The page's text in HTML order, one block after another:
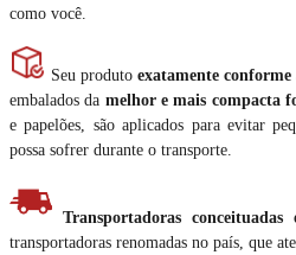
como você.
Seu produto exatamente
embalados da melhor e mais compacta
e papelões, são aplicados para evitar
possa sofrer durante o transporte.
Transportadoras conceituadas
transportadoras renomadas no país, que